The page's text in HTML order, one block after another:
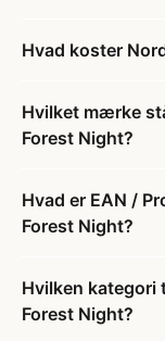
Hvad koster
Hvilket mærke
Forest Night?
Hvad er EAN /
Forest Night?
Hvilken kategori
Forest Night?